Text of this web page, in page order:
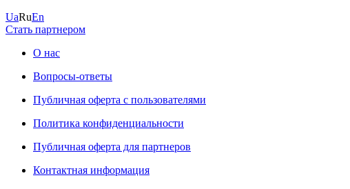
UaRuEn
Стать партнером
О нас
Вопросы-ответы
Публичная оферта с пользователями
Политика конфиденциальности
Публичная оферта для партнеров
Контактная информация